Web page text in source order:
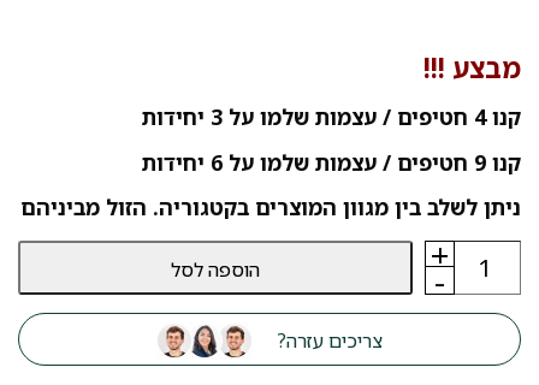
מבצע !!!
קנו 4 חטיפים / עצמות שלמו על 3 יחידות
קנו 9 חטיפים / עצמות שלמו על 6 יחידות
ניתן לשלב בין מגוון המוצרים בקטגוריה. הזול מביניהם
-
כמות
חטיף
כלבים
דנטלי
דוג
פסט
+ הוספה לסל
צריכים עזרה?